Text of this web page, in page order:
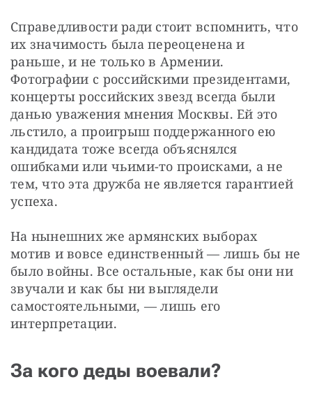
Справедливости ради стоит вспомнить, что
их значимость была переоценена и
раньше, и не только в Армении.
Фотографии с российскими президентами,
концерты российских звезд всегда были
данью уважения мнения Москвы. Ей это
льстило, а проигрыш поддержанного ею
кандидата тоже всегда объяснялся
ошибками или чьими-то происками, а не
тем, что эта дружба не является гарантией
успеха.
На нынешних же армянских выборах
мотив и вовсе единственный — лишь бы не
было войны. Все остальные, как бы они ни
звучали и как бы ни выглядели
самостоятельными, — лишь его
интерпретации.
За кого деды воевали?